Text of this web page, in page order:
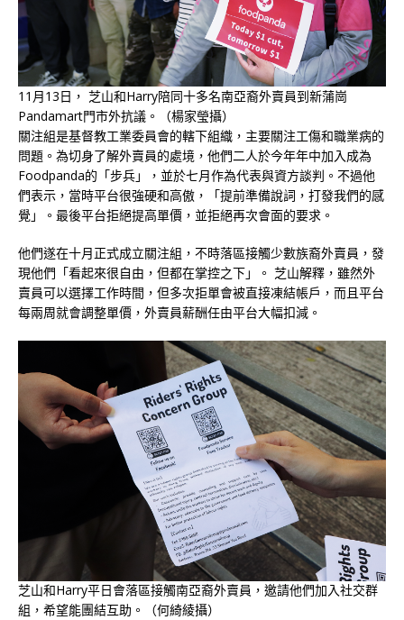
11月13日， 芝山和Harry陪同十多名南亞裔外賣員到新蒲崗
Pandamart門市外抗議。（楊家瑩攝）
關注組是基督教工業委員會的轄下組織，主要關注工傷和職業病的
問題。為切身了解外賣員的處境，他們二人於今年年中加入成為
Foodpanda的「步兵」，並於七月作為代表與資方談判。不過他
們表示，當時平台很強硬和高傲，「提前準備說詞，打發我們的感
覺」。最後平台拒絕提高單價，並拒絕再次會面的要求。
他們遂在十月正式成立關注組，不時落區接觸少數族裔外賣員，發
現他們「看起來很自由，但都在掌控之下」。 芝山解釋，雖然外
賣員可以選擇工作時間，但多次拒單會被直接凍結帳戶，而且平台
每兩周就會調整單價，外賣員薪酬任由平台大幅扣減。
芝山和Harry平日會落區接觸南亞裔外賣員，邀請他們加入社交群
組，希望能團結互助。（何綺綾攝）